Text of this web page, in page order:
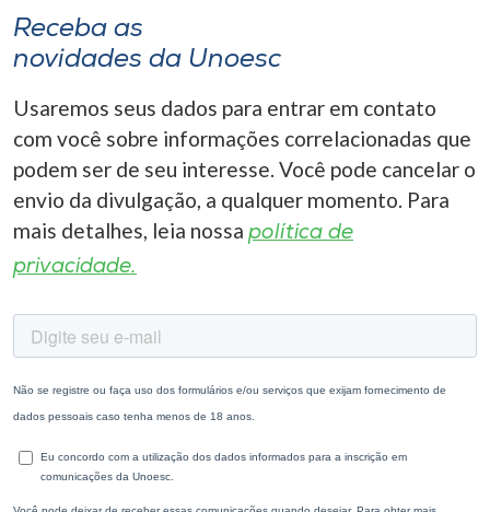
Receba as
novidades da Unoesc
Usaremos seus dados para entrar em contato
com você sobre informações correlacionadas que
podem ser de seu interesse. Você pode cancelar o
envio da divulgação, a qualquer momento. Para
mais detalhes, leia nossa política de
privacidade.